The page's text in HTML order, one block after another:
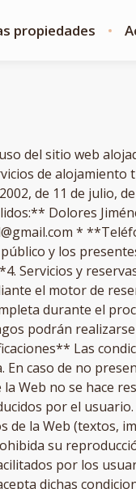
propiedades
del sitio web
de alojamiento
de 11 de julio, de
Dolores
*
y los
Servicios y
el motor de
durante el
podrán
Las
caso de no
Web no se hace
por el
de la Web (textos,
su
por los
dichas